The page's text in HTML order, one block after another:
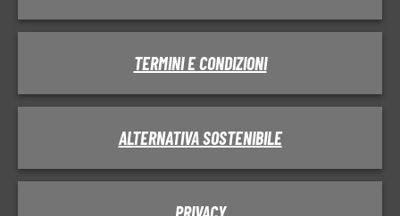
TERMINI E CONDIZIONI
ALTERNATIVA SOSTENIBILE